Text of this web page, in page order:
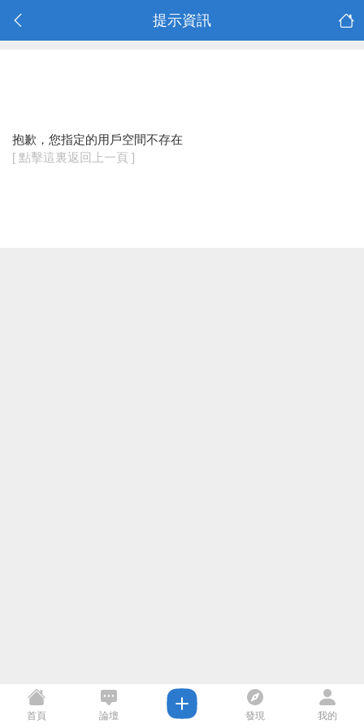
提示資訊
抱歉，您指定的用戶空間不存在
[ 點擊這裏返回上一頁 ]
首頁 論壇 發現 我的